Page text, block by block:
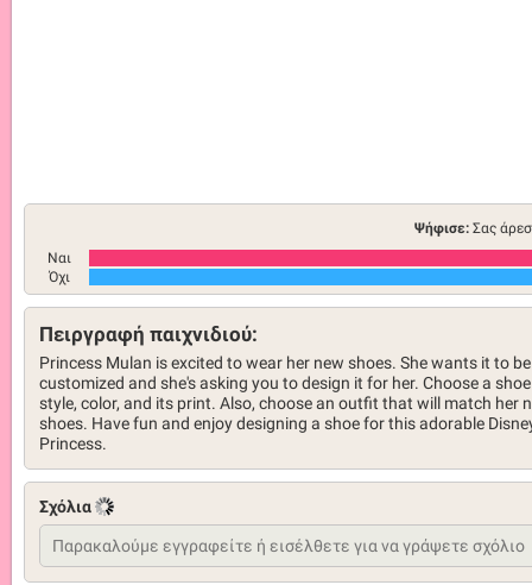
Ψήφισε: Σας
Ναι
Όχι
Πειργραφή παιχνιδιού:
Princess Mulan is excited to wear her new shoes. She wants it to be
customized and she's asking you to design it for her. Choose a shoe
style, color, and its print. Also, choose an outfit that will match her
shoes. Have fun and enjoy designing a shoe for this adorable
Princess.
Σχόλια